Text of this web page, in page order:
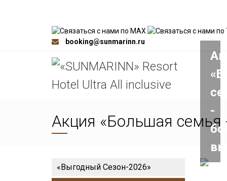
booking@sunmarinn.ru
Акция «Большая семья
«Выгодный Сезон-2026»
-